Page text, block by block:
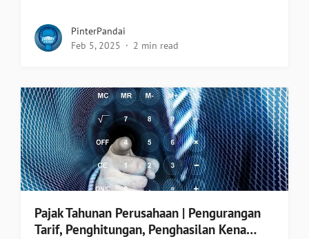
PinterPandai
Feb 5, 2025
2 min read
Pajak Tahunan Perusahaan | Pengurangan
Tarif, Penghitungan, Penghasilan Kena…